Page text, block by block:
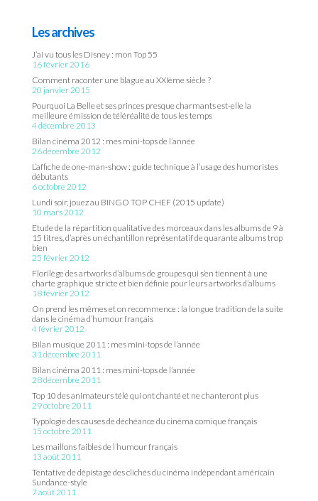
Les archives
J’ai vu tous les Disney : mon Top 55
16 février 2016
Comment raconter une blague au XXIème siècle ?
20 janvier 2015
Pourquoi La Belle et ses princes presque charmants est-elle la
meilleure émission de téléréalité de tous les temps
4 décembre 2013
Bilan cinéma 2012 : mes mini-tops de l’année
26 décembre 2012
L’affiche de one-man-show : guide technique à l’usage des humoristes
débutants
6 octobre 2012
Lundi soir, jouez au BINGO TOP CHEF (2015 update)
10 mars 2012
Etude de la répartition qualitative des morceaux dans les albums de 9 à
15 titres, d’après un échantillon représentatif de quarante albums trop
bien
25 février 2012
Florilège des artworks d’albums de groupes qui s’en tiennent à une
charte graphique stricte et bien définie pour leurs artworks d’albums
18 février 2012
On prend les mêmes et on recommence : la longue tradition de la suite
dans le cinéma d’humour français
4 février 2012
Bilan musique 2011 : mes mini-tops de l’année
31 décembre 2011
Bilan cinéma 2011 : mes mini-tops de l’année
28 décembre 2011
Top 10 des animateurs télé qui ont chanté et ne chanteront plus
29 octobre 2011
Typologie des causes de déchéance du cinéma comique français
15 octobre 2011
Les maillons faibles de l’humour français
13 août 2011
Tentative de dépistage des clichés du cinéma indépendant américain
Sundance-style
7 août 2011